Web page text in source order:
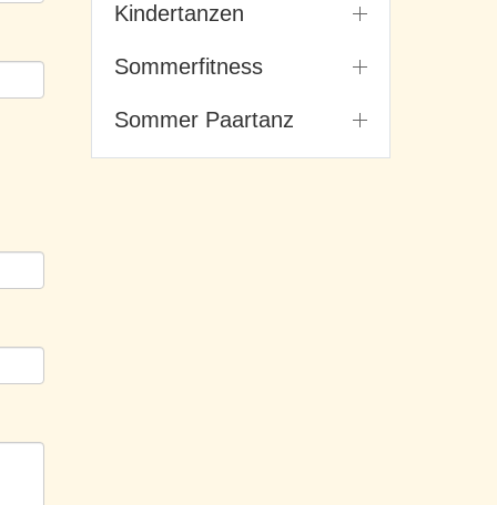
Kindertanzen
Sommerfitness
Sommer Paartanz